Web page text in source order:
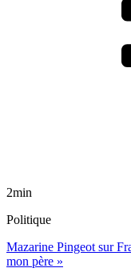
2min
Politique
Mazarine Pingeot sur
mon père »